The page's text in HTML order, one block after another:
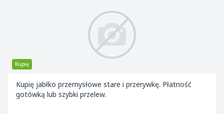
Kupię
Kupię jabłko przemysłowe stare i przerywkę. Płatność
gotówką lub szybki przelew.